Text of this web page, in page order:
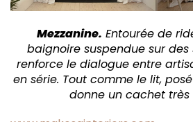
Mezzanine. Entourée de
baignoire suspendue sur
renforce le dialogue entre
en série. Tout comme le lit,
donne un cachet très